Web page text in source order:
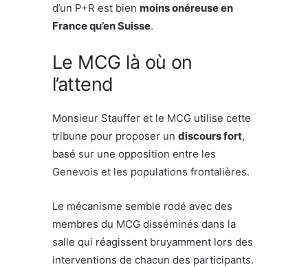
d’un P+R est bien moins onéreuse en
France qu’en Suisse.
Le MCG là où on
l’attend
Monsieur Stauffer et le MCG utilise cette
tribune pour proposer un discours fort,
basé sur une opposition entre les
Genevois et les populations frontalières.
Le mécanisme semble rodé avec des
membres du MCG disséminés dans la
salle qui réagissent bruyamment lors des
interventions de chacun des participants.